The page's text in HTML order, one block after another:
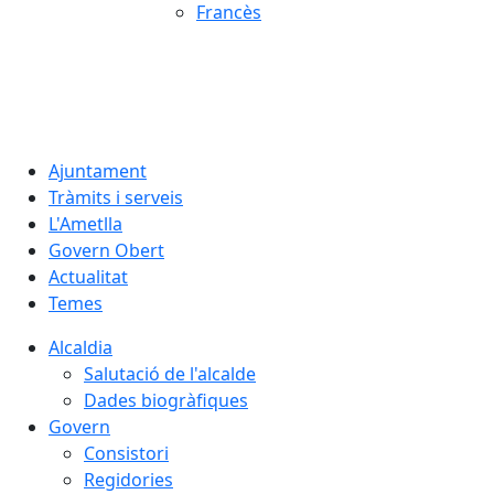
Francès
Ajuntament
Tràmits i serveis
L'Ametlla
Govern Obert
Actualitat
Temes
Alcaldia
Salutació de l'alcalde
Dades biogràfiques
Govern
Consistori
Regidories